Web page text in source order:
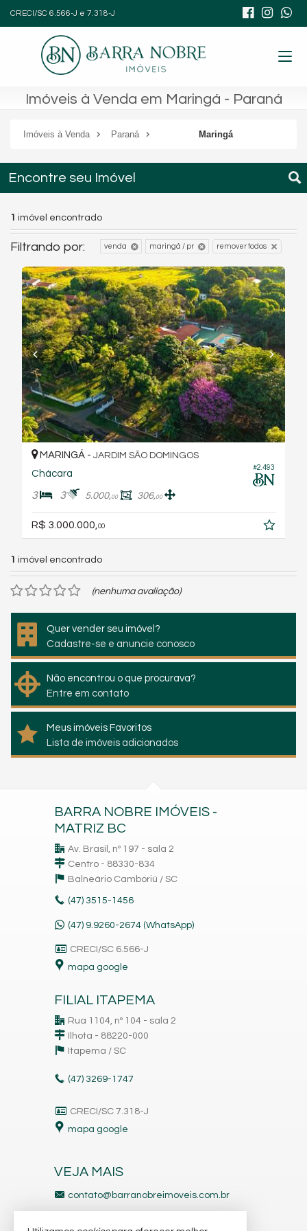
CRECI/SC 6.566-J e 7.318-J
Imóveis à Venda em Maringá - Paraná
Imóveis à Venda Paraná Maringá
Encontre seu Imóvel
1 imóvel encontrado
Filtrando por: venda maringá / pr remover todos
#2.493
MARINGÁ - JARDIM SÃO DOMINGOS
Chácara
3 3 5.000,00 306,00
R$ 3.000.000, 00
1 imóvel encontrado
(nenhuma avaliação)
Quer vender seu imóvel?
Cadastre-se e anuncie conosco
Não encontrou o que procurava?
Entre em contato
Meus imóveis Favoritos
Lista de imóveis adicionados
BARRA NOBRE IMÓVEIS -
MATRIZ BC
Av. Brasil, nº 197 - sala 2
Centro - 88330-834
Balneário Camboriú / SC
(47) 3515-1456
(47) 9.9260-2674 (WhatsApp)
CRECI/SC 6.566-J
mapa google
FILIAL ITAPEMA
Rua 1104, nº 104 - sala 2
Ilhota - 88220-000
Itapema / SC
(47) 3269-1747
CRECI/SC 7.318-J
mapa google
VEJA MAIS
contato@barranobreimoveis.com.br